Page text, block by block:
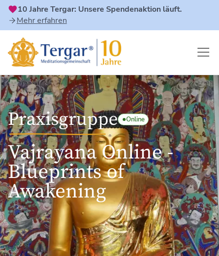
10 Jahre Tergar: Unsere Spendenaktion läuft.
Mehr erfahren
Praxisgruppe Online
Vajrayana Online -
Blueprints of
Awakening